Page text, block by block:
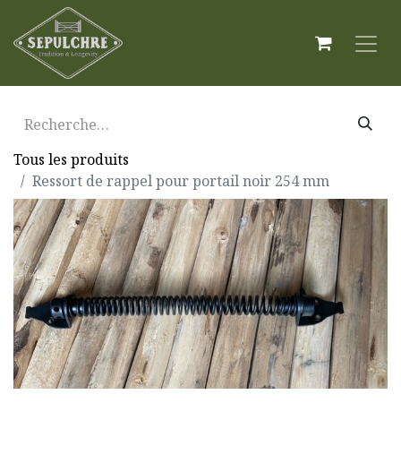
Tous les produits
Ressort de rappel pour portail noir 254 mm